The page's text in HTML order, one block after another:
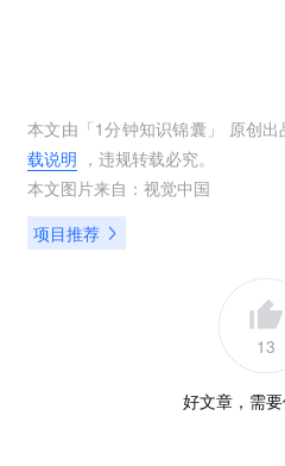
本文由「1分钟知识锦囊 」 原创
载说明 ，违规转载必究。
本文图片来自： 视觉中国
项目推荐
13
好文章，需